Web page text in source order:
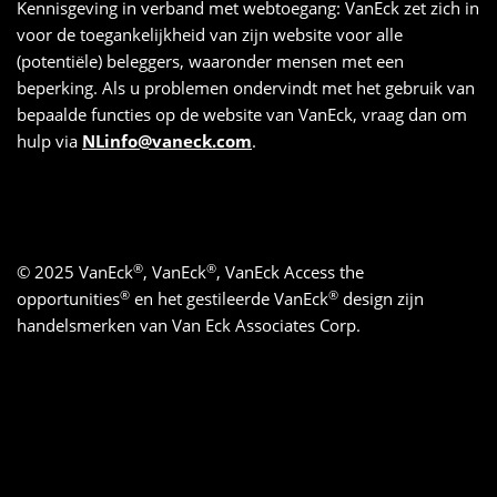
Kennisgeving in verband met webtoegang: VanEck zet zich in
voor de toegankelijkheid van zijn website voor alle
(potentiële) beleggers, waaronder mensen met een
beperking. Als u problemen ondervindt met het gebruik van
bepaalde functies op de website van VanEck, vraag dan om
hulp via NLinfo@vaneck.com.
© 2025 VanEck®, VanEck®, VanEck Access the
opportunities® en het gestileerde VanEck® design zijn
handelsmerken van Van Eck Associates Corp.